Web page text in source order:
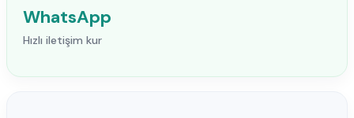
WhatsApp
Hızlı iletişim kur